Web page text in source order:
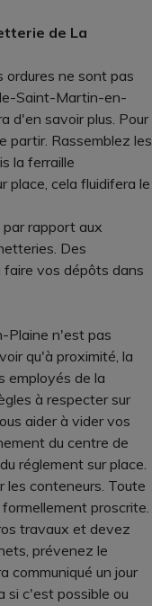
de La
ordures ne sont pas
Saint-Martin-en-
d'en savoir plus. Pour
partir. Rassemblez les
la ferraille
place, cela fluidifera le
rapport aux
Des
vos dépôts dans
Plaine n'est pas
qu'à proximité, la
employés de la
à respecter sur
aider à vider vos
du centre de
réglement sur place.
les conteneurs. Toute
proscrite.
travaux et devez
prévenez le
communiqué un jour
si c'est possible ou